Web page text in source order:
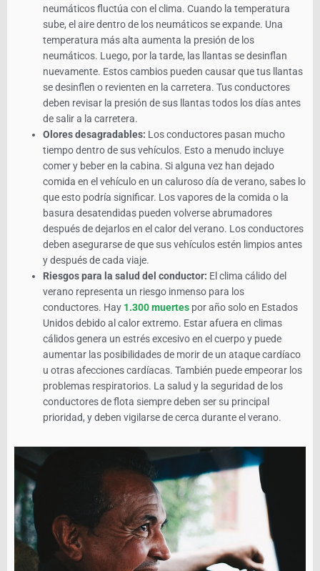
neumáticos fluctúa con el clima. Cuando la temperatura
sube, el aire dentro de los neumáticos se expande. Una
temperatura más alta aumenta la presión de los
neumáticos. Luego, por la tarde, las llantas se desinflan
nuevamente. Estos cambios pueden causar que tus llantas
se desinflen o revienten en la carretera. Tus conductores
deben revisar la presión de sus llantas todos los días antes
de salir a la carretera.
Olores desagradables: Los conductores pasan mucho
tiempo dentro de sus vehículos. Esto a menudo incluye
comer y beber en la cabina. Si alguna vez han dejado
comida en el vehículo en un caluroso día de verano, sabes lo
que esto podría significar. Los vapores de la comida o la
basura desatendidas pueden volverse abrumadores
después de dejarlos en el calor del verano. Los conductores
deben asegurarse de que sus vehículos estén limpios antes
y después de cada viaje.
Riesgos para la salud del conductor: El clima cálido del
verano representa un riesgo inmenso para los
conductores. Hay 1.300 muertes por año solo en Estados
Unidos debido al calor extremo. Estar afuera en climas
cálidos genera un estrés excesivo en el cuerpo y puede
aumentar las posibilidades de morir de un ataque cardíaco
u otras afecciones cardíacas. También puede empeorar los
problemas respiratorios. La salud y la seguridad de los
conductores de flota siempre deben ser su principal
prioridad, y deben vigilarse de cerca durante el verano.